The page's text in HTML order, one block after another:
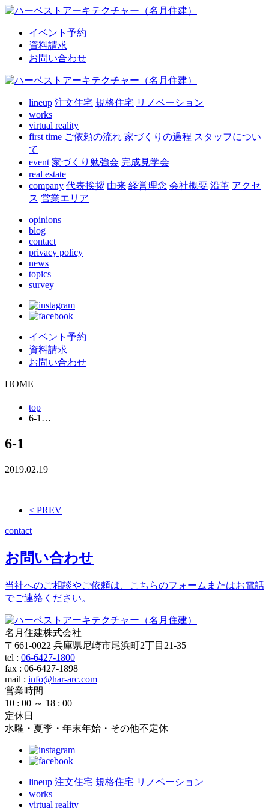
イベント予約
資料請求
お問い合わせ
lineup 注文住宅 規格住宅 リノベーション
works
virtual reality
first time ご依頼の流れ 家づくりの過程 スタッフについ
て
event 家づくり勉強会 完成見学会
real estate
company 代表挨拶 由来 経営理念 会社概要 沿革 アクセ
ス 営業エリア
opinions
blog
contact
privacy policy
news
topics
survey
イベント予約
資料請求
お問い合わせ
HOME
top
6-1…
6-1
2019.02.19
< PREV
contact
お問い合わせ
当社へのご相談やご依頼は、こちらのフォームまたはお電話
でご連絡ください。
名月住建株式会社
〒661-0022 兵庫県尼崎市尾浜町2丁目21-35
tel : 06-6427-1800
fax : 06-6427-1898
mail : info@har-arc.com
営業時間
10 : 00 ～ 18 : 00
定休日
水曜・夏季・年末年始・その他不定休
lineup 注文住宅 規格住宅 リノベーション
works
virtual reality